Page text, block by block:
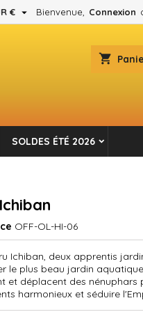
Bienvenue, Connexion
€ 
shopping_cart
SOLDES ÉTÉ 2026
OFF-OL-HI-06
Ichiban, deux apprentis
le plus beau jardin
et déplacent des nénuphars
harmonieux et séduire